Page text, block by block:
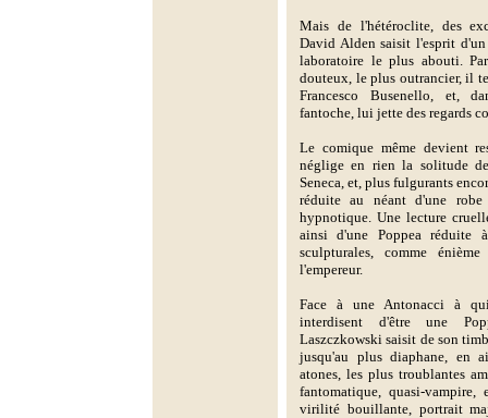
Mais de l'hétéroclite, des
David Alden saisit l'esprit
laboratoire le plus abouti.
douteux, le plus outrancier, il
Francesco Busenello, et,
fantoche, lui jette des regards
Le comique même devient
néglige en rien la solitude
Seneca, et, plus fulgurants
réduite au néant d'une
hypnotique. Une lecture
ainsi d'une Poppea réduite
sculpturales, comme
l'empereur.
Face à une Antonacci à
interdisent d'être une
Laszczkowski saisit de son
jusqu'au plus diaphane, en
atones, les plus troublantes
fantomatique, quasi-
virilité bouillante, portrait